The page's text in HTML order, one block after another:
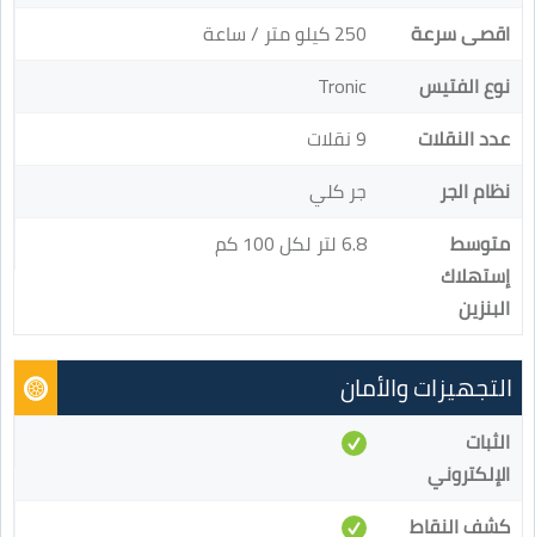
اقصى سرعة
250 كيلو متر / ساعة
نوع الفتيس
Tronic
عدد النقلات
9 نقلات
نظام الجر
جر كلي
متوسط
إستهلاك
البنزين
6.8 لتر لكل 100 كم
التجهيزات والأمان
الثبات
الإلكتروني
كشف النقاط